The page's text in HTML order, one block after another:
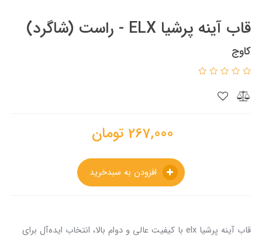
قاب آینه پرشیا ELX - راست (شاگرد)
کاوج
267,000 تومان
قاب آینه پرشیا elx با کیفیت عالی و دوام بالا، انتخاب ایده‌آل برای